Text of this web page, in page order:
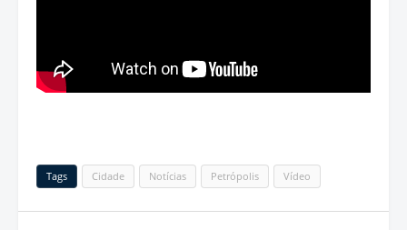
Tags Cidade Notícias Petrópolis Vídeo